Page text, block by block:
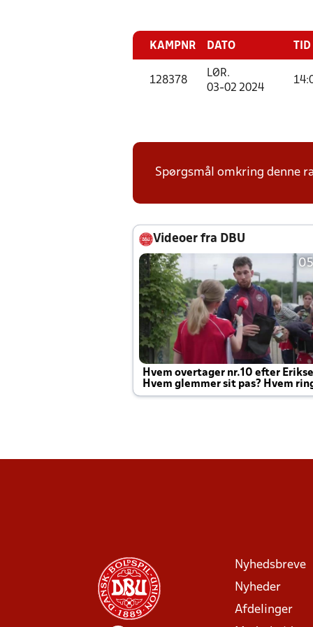
KAMPNR DATO TID
128378
LØR.
03-02 2024
Spørgsmål omkring denne
Videoer fra DBU
Hvem overtager nr.10 efter
Hvem glemmer sit pas? Hvem
Joachim altid til efter kampe?
Nyhedsbreve
Nyheder
Afdelinger